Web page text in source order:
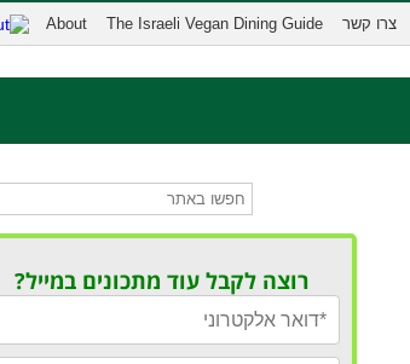
צרו קשר The Israeli Vegan Dining Guide
About
רוצה לקבל עוד מתכונים במייל?